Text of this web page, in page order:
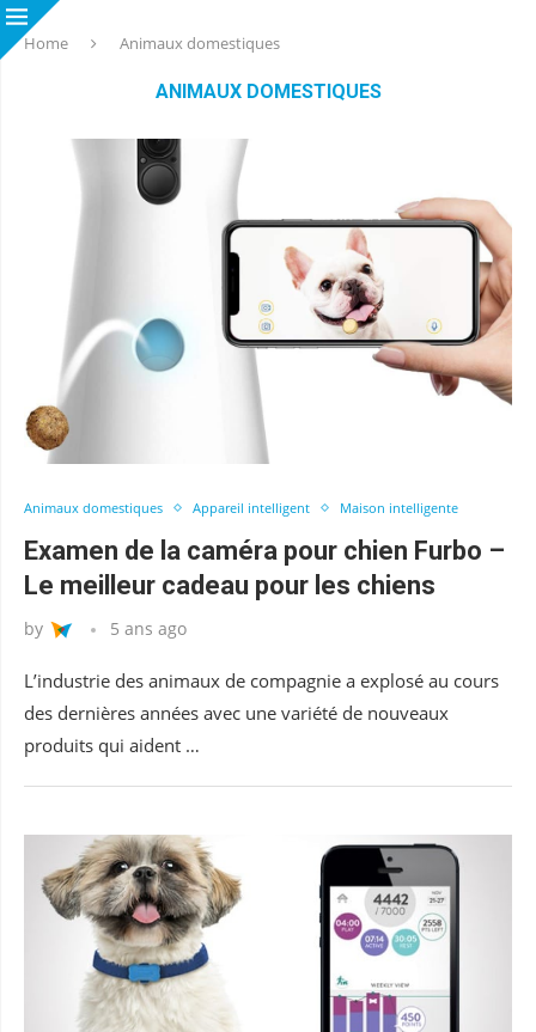
Home Animaux domestiques
ANIMAUX DOMESTIQUES
Animaux domestiques Appareil intelligent Maison intelligente
Examen de la caméra pour chien Furbo –
Le meilleur cadeau pour les chiens
by 5 ans ago
L’industrie des animaux de compagnie a explosé au cours
des dernières années avec une variété de nouveaux
produits qui aident …